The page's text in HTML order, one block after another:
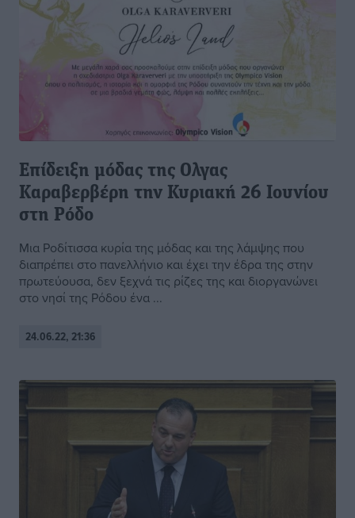
Επίδειξη μόδας της Ολγας
Καραβερβέρη την Κυριακή 26 Ιουνίου
στη Ρόδο
Μια Ροδίτισσα κυρία της μόδας και της λάμψης που
διαπρέπει στο πανελλήνιο και έχει την έδρα της στην
πρωτεύουσα, δεν ξεχνά τις ρίζες της και διοργανώνει
στο νησί της Ρόδου ένα ...
24.06.22, 21:36